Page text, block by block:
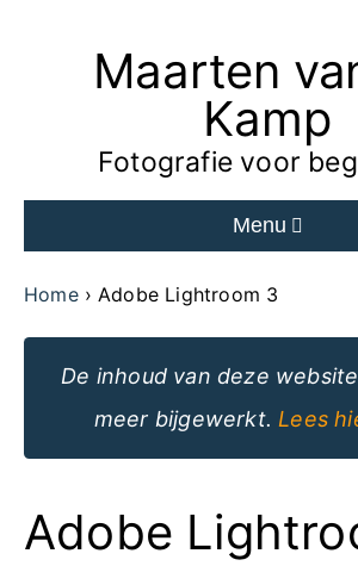
Maarten
Kamp
Fotografie voor
Menu
Home Adobe Lightroom 3
De inhoud van deze
meer bijgewerkt. Lees
Adobe